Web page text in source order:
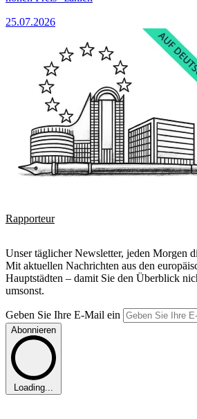
25.07.2026
Rapporteur
Unser täglicher Newsletter, jeden Morgen
Mit aktuellen Nachrichten aus den
Hauptstädten – damit Sie den Überblick
umsonst.
Geben Sie Ihre E-Mail ein
Abonnieren
Loading...